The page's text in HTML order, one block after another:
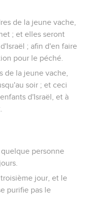
de la jeune vache,
; et elles seront
; afin d'en faire
pour le péché.
de la jeune vache,
soir ; et ceci
d'Israël, et à
personne
jour, et le
purifie pas le